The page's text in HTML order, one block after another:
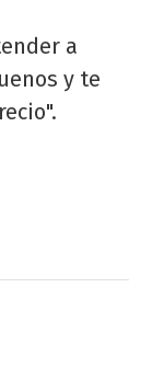
a
y te